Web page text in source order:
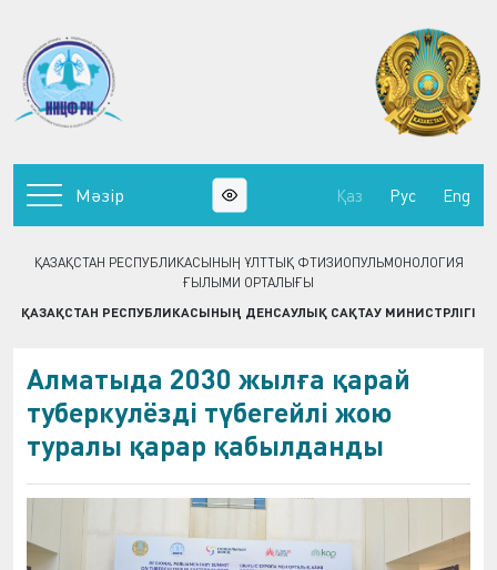
ҚАЗАҚСТАН РЕСПУБЛИКАСЫНЫҢ ҰЛТТЫҚ ФТИЗИОПУЛЬМОНОЛОГИЯ
ҒЫЛЫМИ ОРТАЛЫҒЫ
ҚАЗАҚСТАН РЕСПУБЛИКАСЫНЫҢ ДЕНСАУЛЫҚ САҚТАУ МИНИСТРЛІГІ
Мәзір Қаз Рус Eng
Алматыда 2030 жылға қарай
туберкулёзді түбегейлі жою
туралы қарар қабылданды